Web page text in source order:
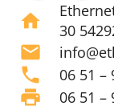
home
30
mail
phone 06 51 –
print 06 51 –